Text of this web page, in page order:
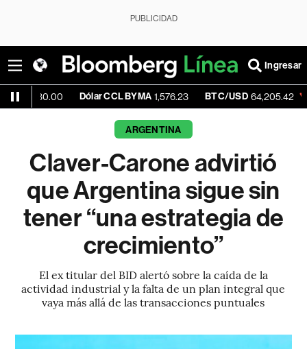
PUBLICIDAD
Ingresar
Dólar CCL BYMA 1,576.23 BTC/USD 64,205.42 -0.29%
ARGENTINA
Claver-Carone advirtió
que Argentina sigue sin
tener “una estrategia de
crecimiento”
El ex titular del BID alertó sobre la caída de la
actividad industrial y la falta de un plan integral que
vaya más allá de las transacciones puntuales